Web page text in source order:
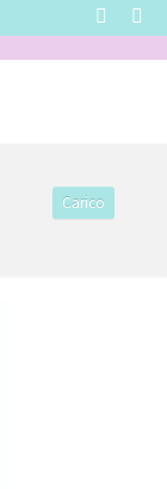
Carico